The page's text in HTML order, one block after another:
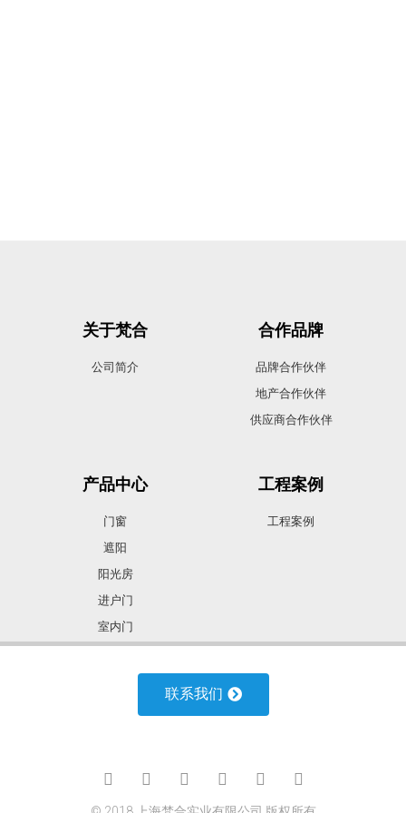
关于梵合
公司简介
合作品牌
品牌合作伙伴
地产合作伙伴
供应商合作伙伴
产品中心
门窗
遮阳
阳光房
进户门
室内门
工程案例
工程案例
合作加盟 诚聘人才
联系我们